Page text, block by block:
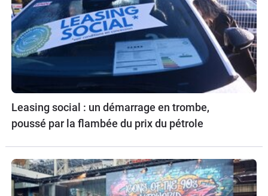
Leasing social : un démarrage en trombe,
poussé par la flambée du prix du pétrole